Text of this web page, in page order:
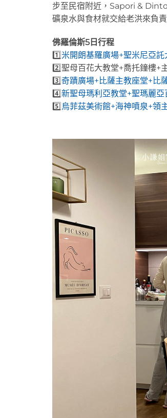
步至民宿附近，Sapori &
礦泉水與食材就交給老洪來負
佛羅倫斯5日行程
1️⃣ 米開朗基羅廣場+聖米尼亞
2️⃣聖母百花大教堂+喬托鐘樓+
3️⃣奇蹟廣場+比薩主教座堂+比
4️⃣新聖母瑪利亞教堂+聖瑪麗
5️⃣ 烏菲茲美術館+海神噴泉+